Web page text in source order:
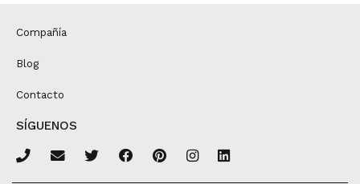
Compañía
Blog
Contacto
SÍGUENOS